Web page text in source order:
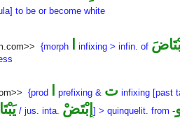
to be or become white
{morph infixing > infin. of
{prod prefixing & ت infixing [past
/ jus. inta. إِبْتَضْ ] > quinquelit. from -